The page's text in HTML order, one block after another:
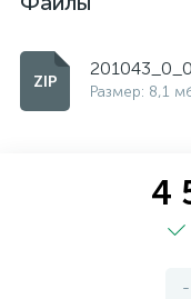
Размер: 8,1
4
-